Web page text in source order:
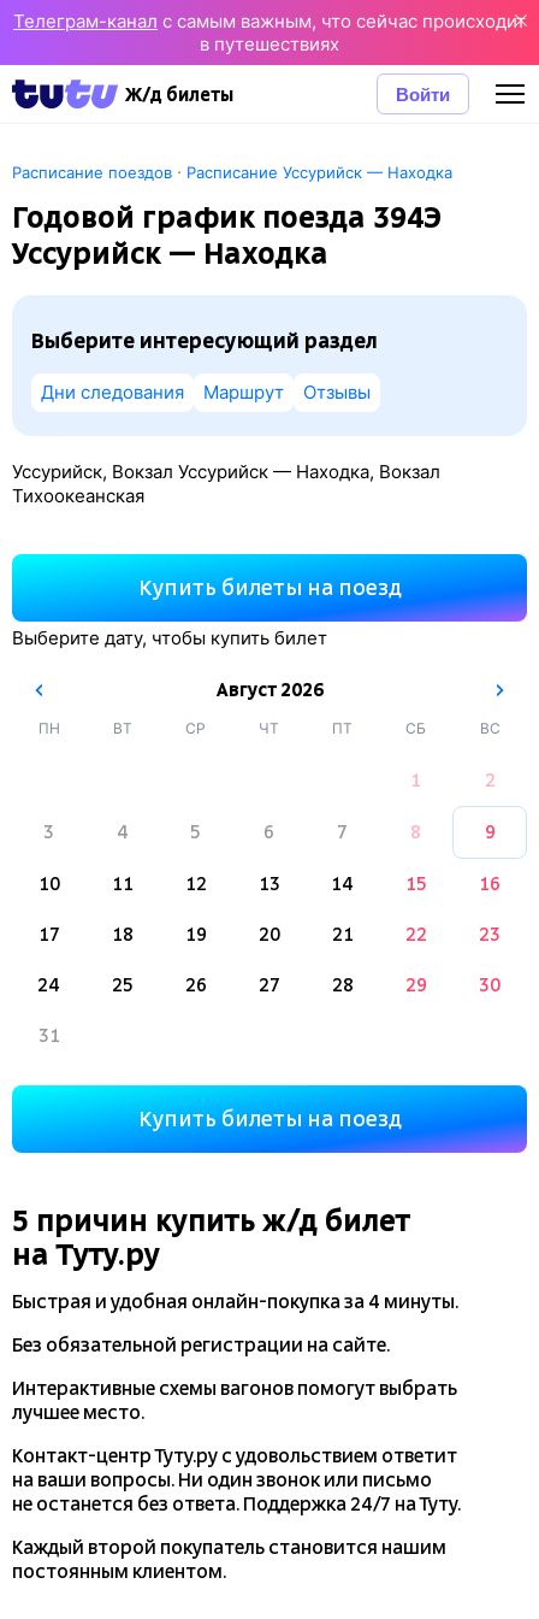
Телеграм-канал с самым важным, что сейчас происходит
в путешествиях
Ж/д билеты Войти
Расписание поездов · Расписание Уссурийск — Находка
Годовой график поезда 394Э
Уссурийск — Находка
Выберите интересующий раздел
Дни следования Маршрут Отзывы
Уссурийск, Вокзал Уссурийск — Находка, Вокзал
Тихоокеанская
Купить билеты на поезд
Выберите дату, чтобы купить билет
Август2026
ПН ВТ СР ЧТ ПТ СБ ВС
1 2
3 4 5 6 7 8 9
10 11 12 13 14 15 16
17 18 19 20 21 22 23
24 25 26 27 28 29 30
31
Купить билеты на поезд
5 причин купить ж/д билет
на Туту.ру
Быстрая и удобная онлайн-покупказа 4 минуты.
Без обязательной регистрации на сайте.
Интерактивные схемы вагонов помогут выбрать
лучшее место.
Контакт-центр Туту.ру с удовольствием ответит
на ваши вопросы. Ни один звонок или письмо
не останется без ответа. Поддержка 24/7 на Туту.
Каждый второй покупатель становится нашим
постоянным клиентом.